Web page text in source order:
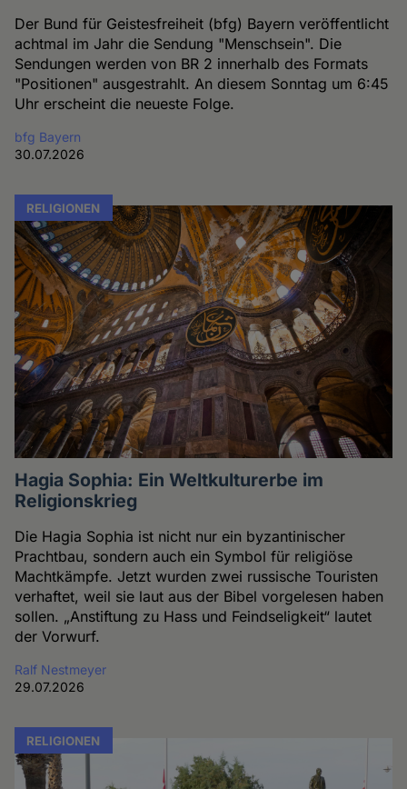
Der Bund für Geistesfreiheit (bfg) Bayern veröffentlicht
achtmal im Jahr die Sendung "Menschsein". Die
Sendungen werden von BR 2 innerhalb des Formats
"Positionen" ausgestrahlt. An diesem Sonntag um 6:45
Uhr erscheint die neueste Folge.
bfg Bayern
30.07.2026
RELIGIONEN
Hagia Sophia: Ein Weltkulturerbe im
Religionskrieg
Die Hagia Sophia ist nicht nur ein byzantinischer
Prachtbau, sondern auch ein Symbol für religiöse
Machtkämpfe. Jetzt wurden zwei russische Touristen
verhaftet, weil sie laut aus der Bibel vorgelesen haben
sollen. „Anstiftung zu Hass und Feindseligkeit“ lautet
der Vorwurf.
Ralf Nestmeyer
29.07.2026
RELIGIONEN